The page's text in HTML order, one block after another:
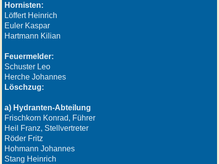
Hornisten:
Löffert Heinrich
Euler Kaspar
Hartmann Kilian
Feuermelder:
Schuster Leo
Herche Johannes
Löschzug:
a) Hydranten-Abteilung
Frischkorn Konrad, Führer
Heil Franz, Stellvertreter
Röder Fritz
Hohmann Johannes
Stang Heinrich